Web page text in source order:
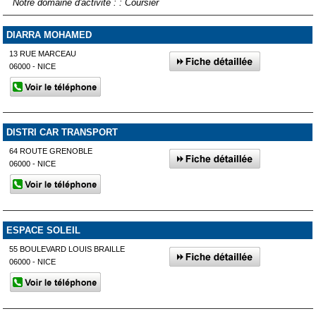
Notre domaine d'activité : : Coursier
DIARRA MOHAMED
13 RUE MARCEAU
06000 - NICE
DISTRI CAR TRANSPORT
64 ROUTE GRENOBLE
06000 - NICE
ESPACE SOLEIL
55 BOULEVARD LOUIS BRAILLE
06000 - NICE